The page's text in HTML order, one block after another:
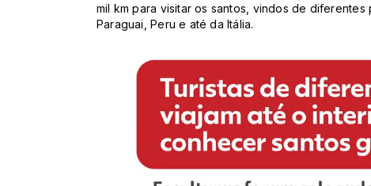
mil km para visitar os santos, vindos de diferentes
Paraguai, Peru e até da Itália.